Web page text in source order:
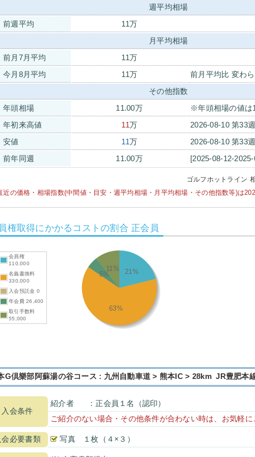
週平均相場
前週平均
11万
月平均相場
前月7月平均
11万
今月8月平均
11万
前月平均比 変わ
その他指数
年頭相場
11.00万
※年頭相場の値は
年初来高値
11万
2026-08-10 第33週
安値
11万
2026-08-10 第33週
前年同週
11.00万 [2025-08-12-
ゴルフホットライン
近の価格・相場指数(中間値・目安・週平均相場・月平均相場・その他指数等)は
権取得にかかるコストの割合 正会員
会員権
110,000
名義書換料
330,000
入会預託金 0
年会費 26,400
取引手数料
55,000
21%
63%
5%
11%
G倶樂部阿蘇湯の谷コース : 九州自動車道 > 熊本IC > 28km JR豊肥本
入会条件
紹介者
：正会員１名（認印）
ご紹介のない場合・その他条件が合わない時は、お気軽に
会必要書類 写真 １枚（４×３）